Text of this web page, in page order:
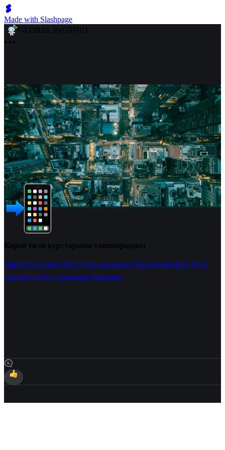
Made with Slashpage
GLOBAL36(GSHU)
Корей тили курстарына тапшырыңыз
Корей тили институтунун арызына барыңызКорей тили
институтунун арызына барыңыз